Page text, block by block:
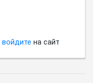
войдите на сайт